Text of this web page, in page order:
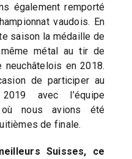
également remporté
vaudois. En
saison la médaille de
métal au tir de
neuchâtelois en 2018.
de participer au
2019 avec l’équipe
où nous avions été
de finale.
Suisses, ce